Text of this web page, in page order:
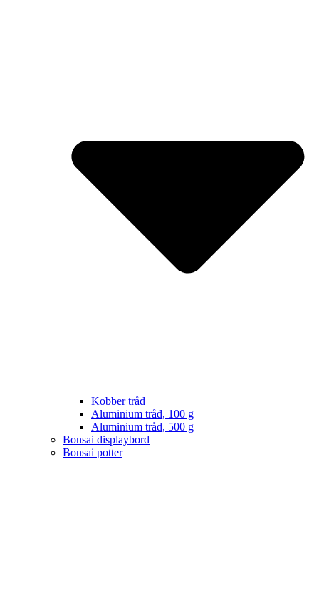
Kobber tråd
Aluminium tråd, 100 g
Aluminium tråd, 500 g
Bonsai displaybord
Bonsai potter